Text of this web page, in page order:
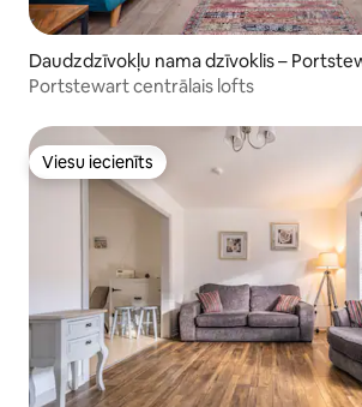
Daudzdzīvokļu nama dzīvoklis –
Portstewart centrālais lofts
Viesu iecienīts
Viesu iecienīts